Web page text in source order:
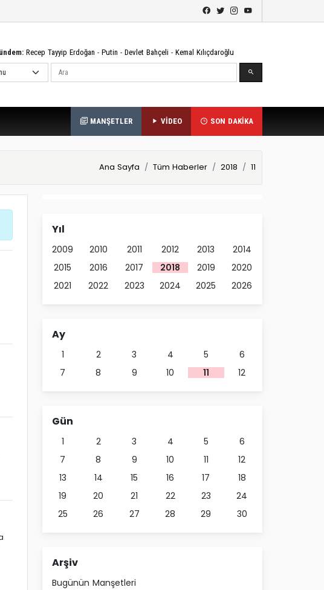
Recep Tayyip Erdoğan - Putin - Devlet Bahçeli - Kemal Kılıçdaroğlu
Ara
MANŞETLER VİDEO SON DAKİKA
Ana Sayfa Tüm Haberler 2018 11
Yıl
2009 2010 2011 2012 2013
2014
2015
2016 2017 2018 2019
2020
2021
2022 2023 2024 2025 2026
Ay
1 2 3 4 5
6
7
8 9 10 11 12
Gün
1 2 3 4 5
6
7
8 9 10 11
12
13
14 15 16 17
18
19
20 21 22 23
24
25
26 27 28 29 30
Arşiv
Bugünün Manşetleri